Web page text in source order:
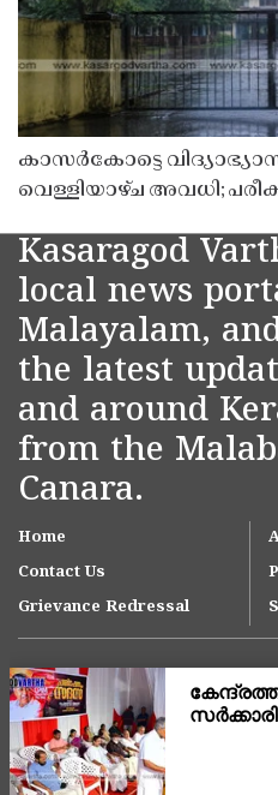
കാസർകോട്ടെ
വെള്ളിയാഴ്ച അവധി;
Kasaragod
local news
Malayalam,
the latest
and around
from the
Canara.
Home
Contact Us
Grievance Redressal
Copyright © 2007-